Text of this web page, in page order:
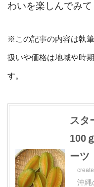
わいを楽しんでみて
※この記事の内容は執
扱いや価格は地域や時
す。
スタ
100
ーツ
沖縄